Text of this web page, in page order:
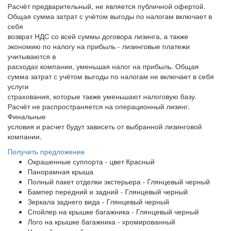
Расчёт предварительный, не является публичной офертой.
Общая сумма затрат с учётом выгоды по налогам включает в
себя
возврат НДС со всей суммы договора лизинга, а также
экономию по налогу на прибыль - лизинговые платежи
учитываются в
расходах компании, уменьшая налог на прибыль. Общая
сумма затрат с учётом выгоды по налогам не включает в себя
услуги
страхования, которые также уменьшают налоговую базу.
Расчёт не распространяется на операционный лизинг.
Финальные
условия и расчет будут зависеть от выбранной лизинговой
компании.
Получить предложение
Окрашенные суппорта - цвет Красный
Панорамная крыша
Полный пакет отделки экстерьера - Глянцевый черный
Бампер передний и задний - Глянцевый черный
Зеркала заднего вида - Глянцевый черный
⁠Спойлер на крышке багажника - Глянцевый черный
⁠Лого на крышке багажника - хромированный